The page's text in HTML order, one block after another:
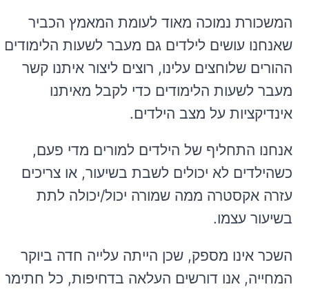
המשכורת נמוכה מאוד לעומת המאמץ הכביר
שאנחנו עושים לילדים גם מעבר לשעות הלימודים,
ההורים שלוחצים עלינו, רוצים ליצור איתנו קשר
מעבר לשעות הלימודים כדי לקבל מאיתנו
אינדיקציות על מצב הילדים.
אנחנו התחליף של הילדים למורים מדי פעם,
כשהילדים לא יכולים לשבת בשיעור, או צריכים
עזרה אקסטרה ממה שמורה יכול/יכולה לתת
בשיעור עצמו.
השכר אינו מספק, שכן הייתה עלייה חדה ביוקר
המחייה, אנו דורשים העלאה בדחיפות, כל חתימה